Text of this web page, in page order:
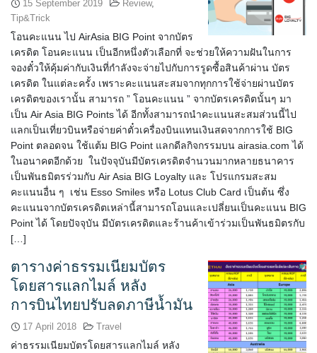
15 September 2019 Review,
Tip&Trick
โอนคะแนน ไป AirAsia BIG Point จากบัตร
เครดิต โอนคะแนน เป็นอีกหนึ่งตัวเลือกที่ จะช่วยให้ความฝันในการ
จองตั๋วให้คุ้มค่ากับเงินที่กำลังจะจ่ายไปกับการรูดซื้อสินค้าผ่าน บัตร
เครดิต ในแต่ละครั้ง เพราะคะแนนสะสมจากทุกการใช้จ่ายผ่านบัตร
เครดิตของเรานั้น สามารถ ” โอนคะแนน ” จากบัตรเครดิตนั้นๆ มา
เป็น Air Asia BIG Points ได้ อีกทั้งสามารถนำคะแนนสะสมส่วนนี้ไป
แลกเป็นเที่ยวบินหรือจ่ายค่าตั๋วเครื่องบินแทนเงินสดจากการใช้ BIG
Point ตลอดจน ใช้แต้ม BIG Point แลกดีลกิจกรรมบน airasia.com ได้
ในอนาคตอีกด้วย ในปัจจุบันมีบัตรเครดิตจำนวนมากหลายธนาคาร
เป็นพันธมิตรร่วมกับ Air Asia BIG Loyalty และ โปรแกรมสะสม
คะแนนอื่น ๆ เช่น Esso Smiles หรือ Lotus Club Card เป็นต้น ซึ่ง
คะแนนจากบัตรเครดิตเหล่านี้สามารถโอนและเปลี่ยนเป็นคะแนน BIG
Point ได้ โดยปัจจุบัน มีบัตรเครดิตและร้านค้าเข้าร่วมเป็นพันธมิตรกับ
[…]
ตารางค่าธรรมเนียมบัตร
โดยสารแลกไมล์ หลัง
การบินไทยปรับลดภาษีน้ำมัน
17 April 2018 Travel
ค่าธรรมเนียมบัตรโดยสารแลกไมล์ หลัง